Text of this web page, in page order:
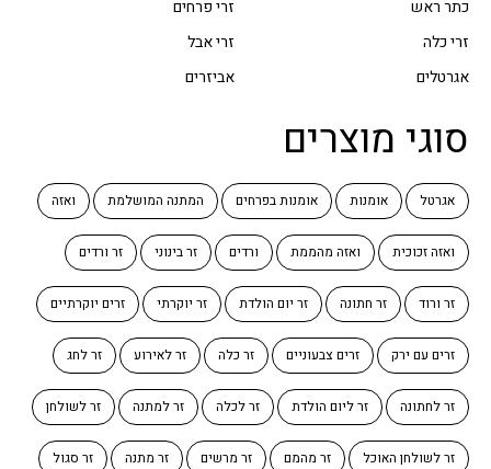
כתר ראש
זרי פרחים
זרי כלה
זרי אבל
אגרטלים
אביזרים
סוגי מוצרים
אגרטל אומנות אומנות בפרחים המתנה המושלמת ואזה
ואזה זכוכית ואזה מהממת ורדים זר בינוני זר ורדים
זר ורוד זר חתונה זר יום הולדת זר יוקרתי זרים יוקרתיים
זרים עם ירק זרים צבעוניים זר כלה זר לאירוע זר לחג
זר לחתונה זר ליום הולדת זר לכלה זר למתנה זר לשולחן
זר לשולחן האוכל זר מהמם זר מרשים זר מתנה זר סגול